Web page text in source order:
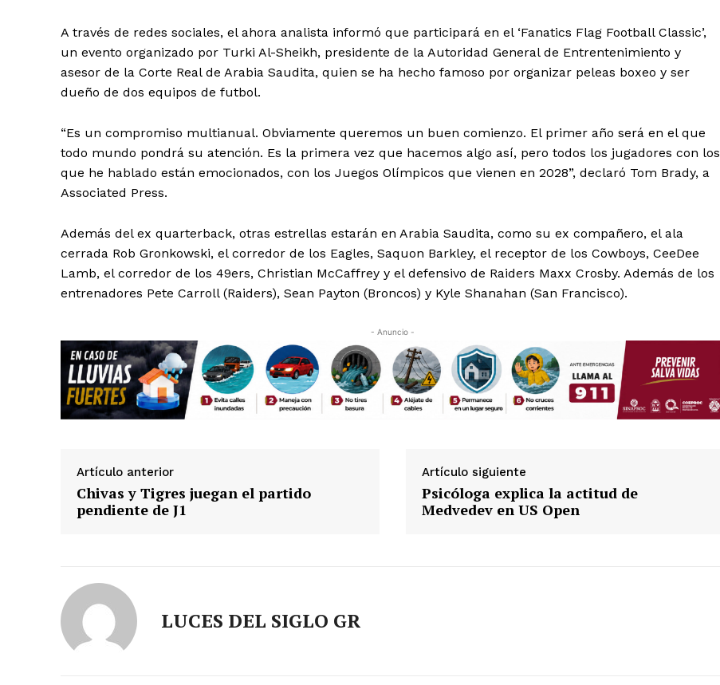
A través de redes sociales, el ahora analista informó que participará en el ‘Fanatics Flag Football Classic’,
un evento organizado por Turki Al-Sheikh, presidente de la Autoridad General de Entrentenimiento y
asesor de la Corte Real de Arabia Saudita, quien se ha hecho famoso por organizar peleas boxeo y ser
dueño de dos equipos de futbol.
“Es un compromiso multianual. Obviamente queremos un buen comienzo. El primer año será en el que
todo mundo pondrá su atención. Es la primera vez que hacemos algo así, pero todos los jugadores con los
que he hablado están emocionados, con los Juegos Olímpicos que vienen en 2028”, declaró Tom Brady, a
Associated Press.
Además del ex quarterback, otras estrellas estarán en Arabia Saudita, como su ex compañero, el ala
cerrada Rob Gronkowski, el corredor de los Eagles, Saquon Barkley, el receptor de los Cowboys, CeeDee
Lamb, el corredor de los 49ers, Christian McCaffrey y el defensivo de Raiders Maxx Crosby. Además de los
entrenadores Pete Carroll (Raiders), Sean Payton (Broncos) y Kyle Shanahan (San Francisco).
- Anuncio -
Artículo anterior
Chivas y Tigres juegan el partido
pendiente de J1
Artículo siguiente
Psicóloga explica la actitud de
Medvedev en US Open
LUCES DEL SIGLO GR